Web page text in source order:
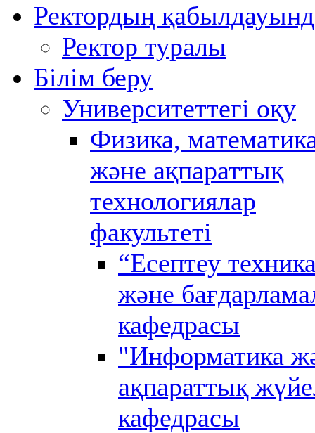
Ректордың
Ректор туралы
Білім беру
Университеттегі оқу
Физика,
және ақпараттық
технологиялар
факультеті
“Есептеу
және
кафедрасы
"Информатика
ақпараттық
кафедрасы